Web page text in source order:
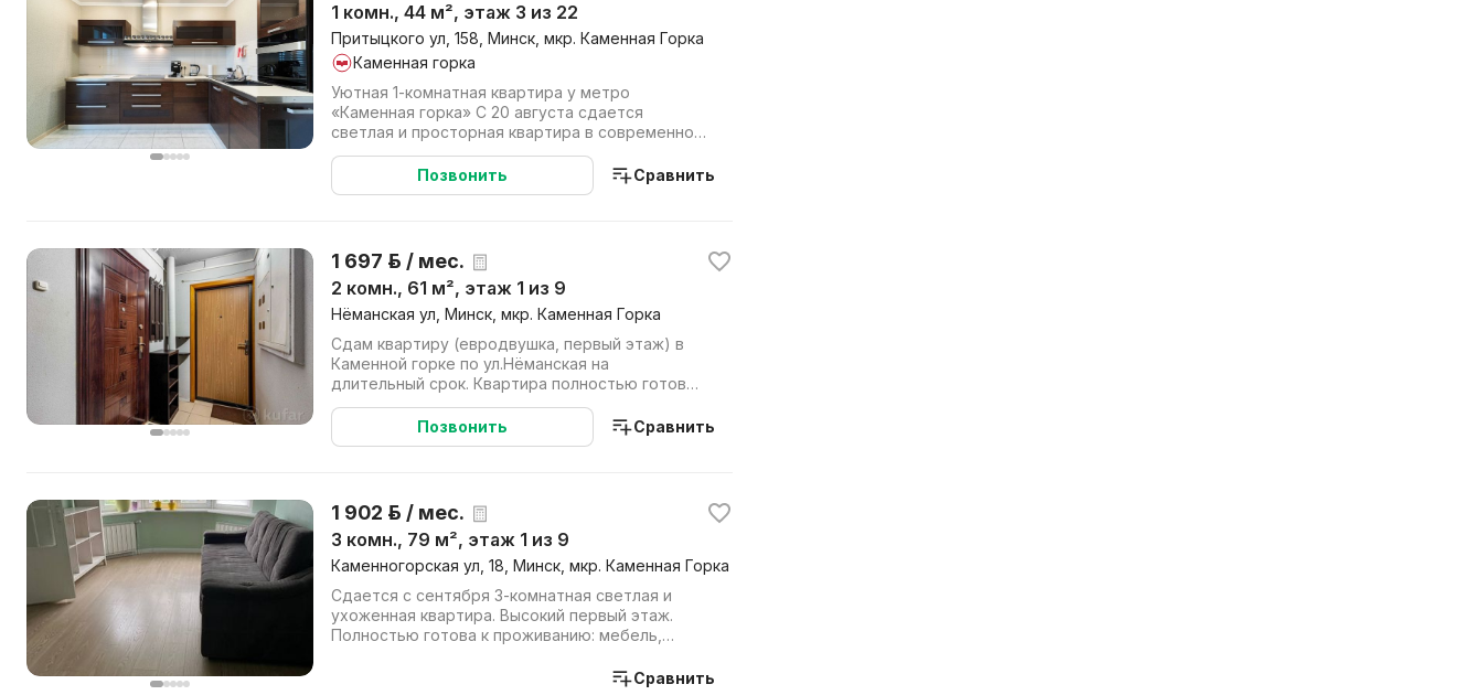
1 комн., 44 м², этаж 3 из 22
Притыцкого ул, 158, Минск, мкр. Каменная Горка
Каменная горка
Уютная 1-комнатная квартира у метро
«Каменная горка» С 20 августа сдается
светлая и просторная квартира в современном
жилом комплексе с профессиональ...
Позвонить
Сравнить
1 697 р. / мес.
2 комн., 61 м², этаж 1 из 9
Нёманская ул, Минск, мкр. Каменная Горка
Сдам квартиру (евродвушка, первый этаж) в
Каменной горке по ул.Нёманская на
длительный срок. Квартира полностью готова
для проживания. Имеется собстве...
Позвонить
Сравнить
1 902 р. / мес.
3 комн., 79 м², этаж 1 из 9
Каменногорская ул, 18, Минск, мкр. Каменная Горка
Сдается с сентября 3-комнатная светлая и
ухоженная квартира. Высокий первый этаж.
Полностью готова к проживанию: мебель,
Сравнить